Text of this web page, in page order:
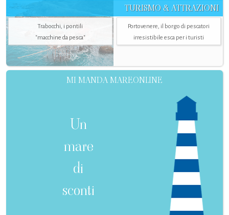
TURISMO & ATTRAZIONI
Trabocchi, i pontili
"macchine da pesca"
Portovenere, il borgo di pescatori
irresistibile esca per i turisti
MI MANDA MAREONLINE
Un
mare
di
sconti